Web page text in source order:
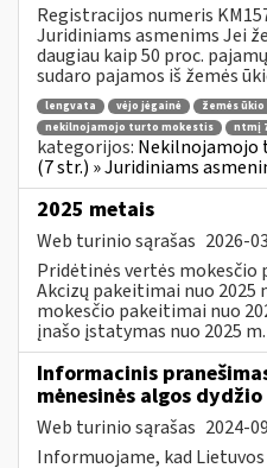
Registracijos numeris
Juridiniams asmenims Jei
daugiau kaip 50 proc.
sudaro pajamos iš žemės
lengvata vėjo jėgainė
žemės
nekilnojamojo turto mokestis
ntmį
kategorijos: Nekilnojamojo
(7 str.) » Juridiniams
2025 metais
Web turinio sąrašas 2026-
Pridėtinės vertės mokesčio
Akcizų pakeitimai nuo 2025
mokesčio pakeitimai nuo
įnašo įstatymas nuo 2025
Informacinis
mėnesinės algos
Web turinio sąrašas 2024-
Informuojame, kad